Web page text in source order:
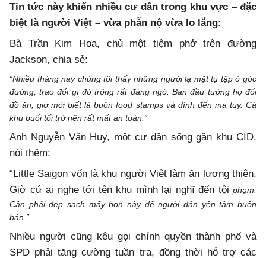
Tin tức này khiến nhiều cư dân trong khu vực – đặc
biệt là người Việt – vừa phẫn nộ vừa lo lắng:
Bà Trần Kim Hoa, chủ một tiệm phở trên đường
Jackson, chia sẻ:
“Nhiều tháng nay chúng tôi thấy những người lạ mặt tụ tập ở góc
đường, trao đổi gì đó trông rất đáng ngờ. Ban đầu tưởng họ đổi
đồ ăn, giờ mới biết là buôn food stamps và dính đến ma túy. Cả
khu buổi tối trở nên rất mất an toàn.”
Anh Nguyễn Văn Huy, một cư dân sống gần khu CID,
nói thêm:
“Little Saigon vốn là khu người Việt làm ăn lương thiện.
Giờ cứ ai nghe tới tên khu mình lại nghĩ đến tội phạm.
Cần phải dẹp sạch mấy bọn này để người dân yên tâm buôn
bán.”
Nhiều người cũng kêu gọi chính quyền thành phố và
SPD phải tăng cường tuần tra, đồng thời hỗ trợ các